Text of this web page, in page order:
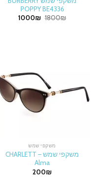
POPPY BE4336
1800₪
Original
1000₪
Current
משקפי שמש
משקפי שמש CHARLETT –
Alma
200₪